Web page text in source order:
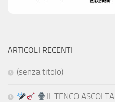
ARTICOLI RECENTI
(senza titolo)
IL TENCO ASCOLTA